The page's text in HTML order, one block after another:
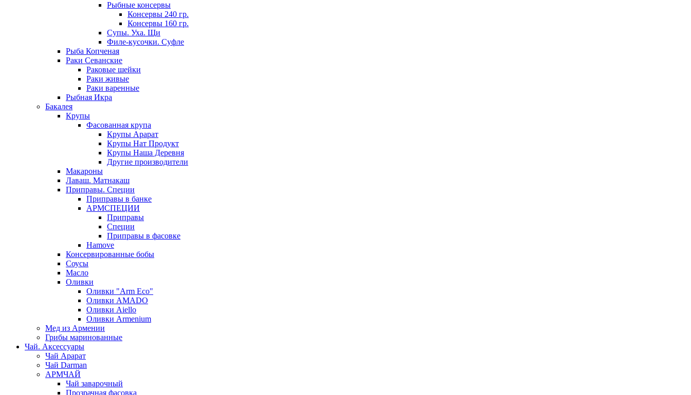
Рыбные консервы
Консервы 240 гр.
Консервы 160 гр.
Супы. Уха. Щи
Филе-кусочки. Суфле
Рыба Копченая
Раки Севанские
Раковые шейки
Раки живые
Раки варенные
Рыбная Икра
Бакалея
Крупы
Фасованная крупа
Крупы Арарат
Крупы Нат Продукт
Крупы Наша Деревня
Другие производители
Макароны
Лаваш. Матнакаш
Приправы. Специи
Приправы в банке
АРМСПЕЦИИ
Приправы
Специи
Приправы в фасовке
Hamove
Консервированные бобы
Соусы
Масло
Оливки
Оливки "Arm Eco"
Оливки AMADO
Оливки Aiello
Оливки Armenium
Мед из Армении
Грибы маринованные
Чай. Аксессуары
Чай Арарат
Чай Darman
АРМЧАЙ
Чай заварочный
Прозрачная фасовка